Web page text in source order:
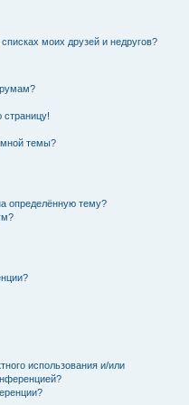
моих друзей и недругов?
страницу!
мной темы?
определённую тему?
использования и/или